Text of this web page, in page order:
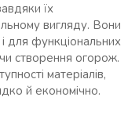
їх
вигляду. Вони
для функціональних
створення огорож.
матеріалів,
й економічно.